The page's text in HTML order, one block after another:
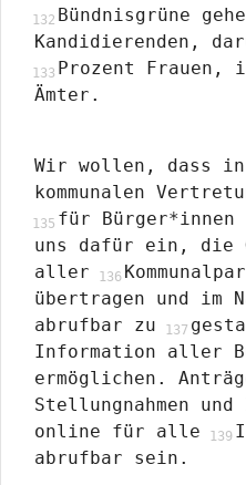
Bündnisgrüne
Kandidierenden,
Prozent Frauen,
Ämter.
Wir wollen, dass in
kommunalen
für
uns dafür ein, die
aller
übertragen und im
abrufbar zu
Information aller
ermöglichen.
Stellungnahmen
online für alle
abrufbar sein.